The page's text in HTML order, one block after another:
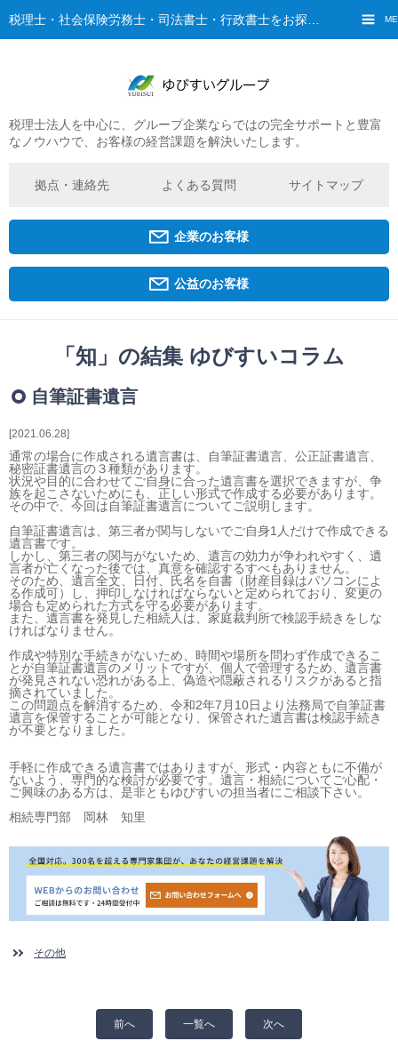
税理士法人を中心に、グループ企業ならではの完全サポートと豊富
なノウハウで、お客様の経営課題を解決いたします。
拠点・連絡先 よくある質問 サイトマップ
企業のお客様
公益のお客様
ご挨拶
グループ概要
ゆびすいのあゆみ
京都オフィス
相続・贈与・事業承継をお考えの方
医業経営者の方
寺院などの宗教法人経営者の方
認定こども園経営者の方
幼稚園・学校法人経営者の方
介護事業者の方
介護専門チームからのお知らせ
「知」の結集 ゆびすいコラム
2021.06.28
自筆証書遺言
通常の場合に作成される遺言書は、自筆証書遺言、公正証書遺言、
秘密証書遺言の３種類があります。
状況や目的に合わせてご自身に合った遺言書を選択できますが、争
族を起こさないためにも、正しい形式で作成する必要があります。
その中で、今回は自筆証書遺言についてご説明します。
自筆証書遺言は、第三者が関与しないでご自身1人だけで作成できる
遺言書です。
しかし、第三者の関与がないため、遺言の効力が争われやすく、遺
言者が亡くなった後では、真意を確認するすべもありません。
そのため、遺言全文、日付、氏名を自書（財産目録はパソコンによ
る作成可）し、押印しなければならないと定められており、変更の
場合も定められた方式を守る必要があります。
また、遺言書を発見した相続人は、家庭裁判所で検認手続きをしな
ければなりません。
作成や特別な手続きがないため、時間や場所を問わず作成できるこ
とが自筆証書遺言のメリットですが、個人で管理するため、遺言書
が発見されない恐れがある上、偽造や隠蔽されるリスクがあると指
摘されていました。
この問題点を解消するため、令和2年7月10日より法務局で自筆証書
遺言を保管することが可能となり、保管された遺言書は検認手続き
が不要となりました。
手軽に作成できる遺言書ではありますが、形式・内容ともに不備が
ないよう、専門的な検討が必要です。遺言・相続についてご心配・
ご興味のある方は、是非ともゆびすいの担当者にご相談下さい。
相続専門部 岡林 知里
その他
前へ 一覧へ 次へ